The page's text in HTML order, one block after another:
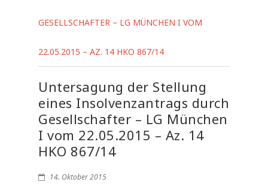
GESELLSCHAFTER – LG MÜNCHEN I VOM
22.05.2015 – AZ. 14 HKO 867/14
Untersagung der Stellung
eines Insolvenzantrags durch
Gesellschafter – LG München
I vom 22.05.2015 – Az. 14
HKO 867/14
14. Oktober 2015